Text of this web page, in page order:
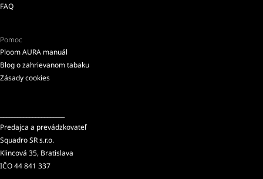
FAQ
Pomoc
Ploom AURA manuál
Blog o zahrievanom tabaku
Zásady cookies
Predajca a prevádzkovateľ
Squadro SR s.r.o.
Klincová 35, Bratislava
IČO 44 841 337